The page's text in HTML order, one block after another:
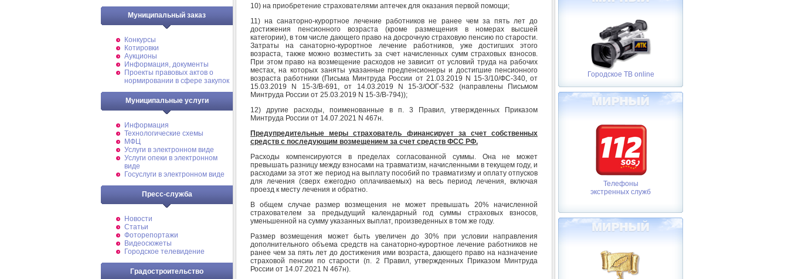
Муниципальный заказ
Конкурсы
Котировки
Аукционы
Информация, документы
Проекты правовых актов о
нормировании в сфере закупок
Муниципальные услуги
Информация
Технологические схемы
МФЦ
Услуги в электронном виде
Услуги опеки в электронном
виде
Госуслуги в электронном виде
Пресс-служба
Новости
Статьи
Фоторепортажи
Видеосюжеты
Городское телевидение
Градостроительство
10) на приобретение страхователями аптечек для оказания первой помощи;
11) на санаторно-курортное лечение работников не ранее чем за пять лет до
достижения пенсионного возраста (кроме размещения в номерах высшей
категории), в том числе дающего право на досрочную страховую пенсию по старости.
Затраты на санаторно-курортное лечение работников, уже достигших этого
возраста, также можно возместить за счет начисленных сумм страховых взносов.
При этом право на возмещение расходов не зависит от условий труда на рабочих
местах, на которых заняты указанные предпенсионеры и достигшие пенсионного
возраста работники (Письма Минтруда России от 21.03.2019 N 15-3/10/ФС-340, от
15.03.2019 N 15-3/В-691, от 14.03.2019 N 15-3/ООГ-532 (направлены Письмом
Минтруда России от 25.03.2019 N 15-3/В-794));
12) другие расходы, поименованные в п. 3 Правил, утвержденных Приказом
Минтруда России от 14.07.2021 N 467н.
Предупредительные меры страхователь финансирует за счет собственных
средств с последующим возмещением за счет средств ФСС РФ.
Расходы компенсируются в пределах согласованной суммы. Она не может
превышать разницу между взносами на травматизм, начисленными в текущем году, и
расходами за этот же период на выплату пособий по травматизму и оплату отпусков
для лечения (сверх ежегодно оплачиваемых) на весь период лечения, включая
проезд к месту лечения и обратно.
В общем случае размер возмещения не может превышать 20% начисленной
страхователем за предыдущий календарный год суммы страховых взносов,
уменьшенной на сумму указанных выплат, произведенных в том же году.
Размер возмещения может быть увеличен до 30% при условии направления
дополнительного объема средств на санаторно-курортное лечение работников не
ранее чем за пять лет до достижения ими возраста, дающего право на назначение
страховой пенсии по старости (п. 2 Правил, утвержденных Приказом Минтруда
России от 14.07.2021 N 467н).
Городское ТВ online
Телефоны
экстренных служб